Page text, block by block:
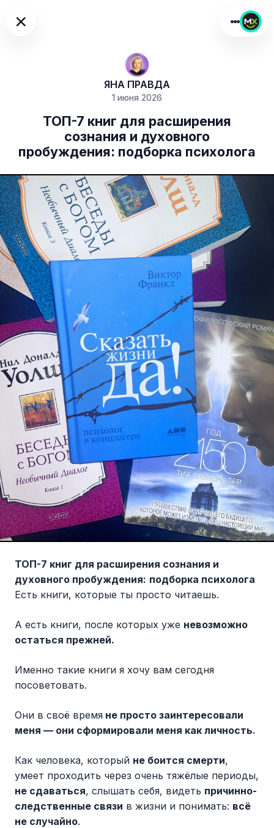
×
ЯНА ПРАВДА
1 июня 2026
ТОП-7 книг для расширения
сознания и духовного
пробуждения: подборка психолога
ТОП-7 книг для расширения сознания и
духовного пробуждения: подборка психолога
Есть книги, которые ты просто читаешь.
А есть книги, после которых уже невозможно
остаться прежней.
Именно такие книги я хочу вам сегодня
посоветовать.
Они в своё время не просто заинтересовали
меня — они сформировали меня как личность.
Как человека, который не боится смерти,
умеет проходить через очень тяжёлые периоды,
не сдаваться, слышать себя, видеть причинно-
следственные связи в жизни и понимать: всё
не случайно.